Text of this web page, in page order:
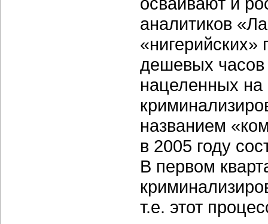
аналитиков
дешевых часов
нацеленных на
названием
в 2005 году
В первом
т.е. этот